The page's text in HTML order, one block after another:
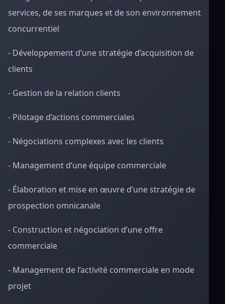
services, de ses marques et de son environnement
concurrentiel
- Développement d’une stratégie d’acquisition de
clients
- Gestion de la relation clients
- Pilotage d’actions commerciales
- Négociations complexes avec les clients
- Management d’une équipe commerciale
- Élaboration et mise en œuvre d’une stratégie de
prospection omnicanale
- Construction et négociation d’une offre
commerciale
- Management de l’activité commerciale en mode
projet